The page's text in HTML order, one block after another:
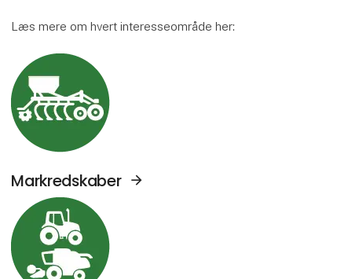
Læs mere om hvert interesseområde her:
Markredskaber